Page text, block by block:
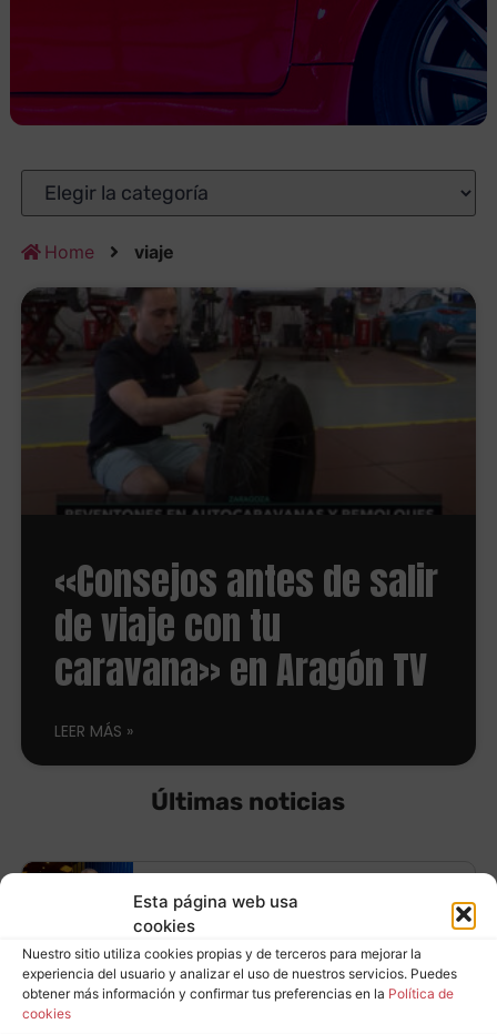
Esta página web usa
cookies
Nuestro sitio utiliza cookies propias y de terceros para mejorar la
experiencia del usuario y analizar el uso de nuestros servicios. Puedes
obtener más información y confirmar tus preferencias en la Política de
cookies
Home viaje
«Consejos antes de salir
de viaje con tu
caravana» en Aragón TV
LEER MÁS
Últimas noticias
Equípate con
neumáticos
Continental y ahorra
Leer más